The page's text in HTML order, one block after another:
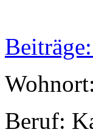
Beruf: